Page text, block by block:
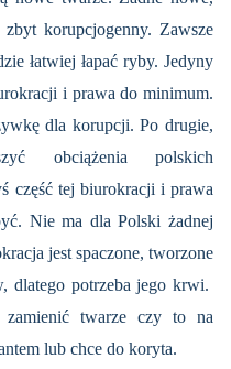
korupcjogenny. Zawsze
łatwiej łapać ryby. Jedyny
i prawa do minimum.
dla korupcji. Po drugie,
obciążenia polskich
część tej biurokracji i prawa
Nie ma dla Polski żadnej
jest spaczone, tworzone
dlatego potrzeba jego krwi.
twarze czy to na
lub chce do koryta.